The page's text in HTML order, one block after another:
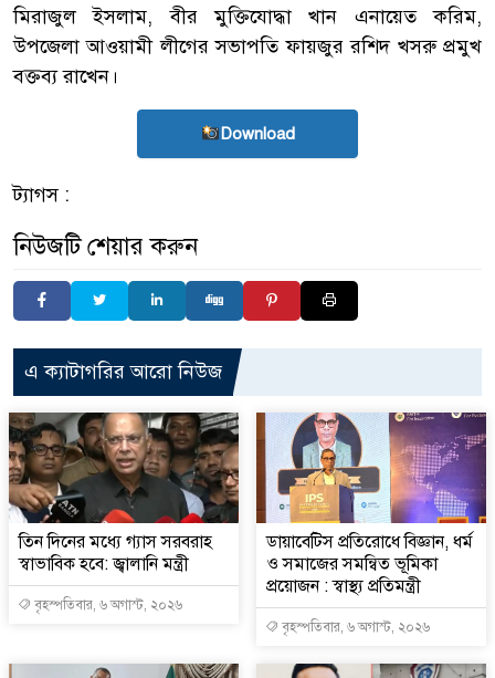
মিরাজুল ইসলাম, বীর মুক্তিযোদ্ধা খান এনায়েত করিম,
উপজেলা আওয়ামী লীগের সভাপতি ফায়জুর রশিদ খসরু প্রমুখ
বক্তব্য রাখেন।
Download
ট্যাগস :
নিউজটি শেয়ার করুন
এ ক্যাটাগরির আরো নিউজ
তিন দিনের মধ্যে গ্যাস সরবরাহ
স্বাভাবিক হবে: জ্বালানি মন্ত্রী
বৃহস্পতিবার, ৬ অগাস্ট, ২০২৬
ডায়াবেটিস প্রতিরোধে বিজ্ঞান, ধর্ম
ও সমাজের সমন্বিত ভূমিকা
প্রয়োজন : স্বাস্থ্য প্রতিমন্ত্রী
বৃহস্পতিবার, ৬ অগাস্ট, ২০২৬